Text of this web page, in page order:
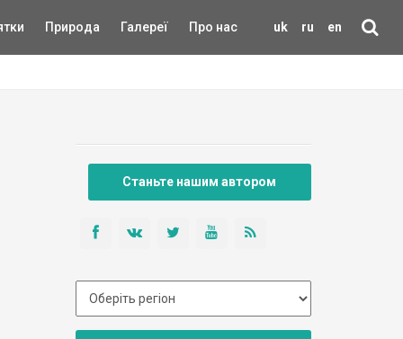
uk ru en
Природа Галереї Про нас
Станьте нашим автором